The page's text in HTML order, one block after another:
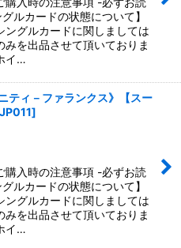
ルカードの状態について】
ングルカードに関しましては
みを出品させて頂いておりま
イ…
ティ－ファランクス》【スー
]
購入時の注意事項 -必ずお読
ルカードの状態について】
ングルカードに関しましては
みを出品させて頂いておりま
イ…